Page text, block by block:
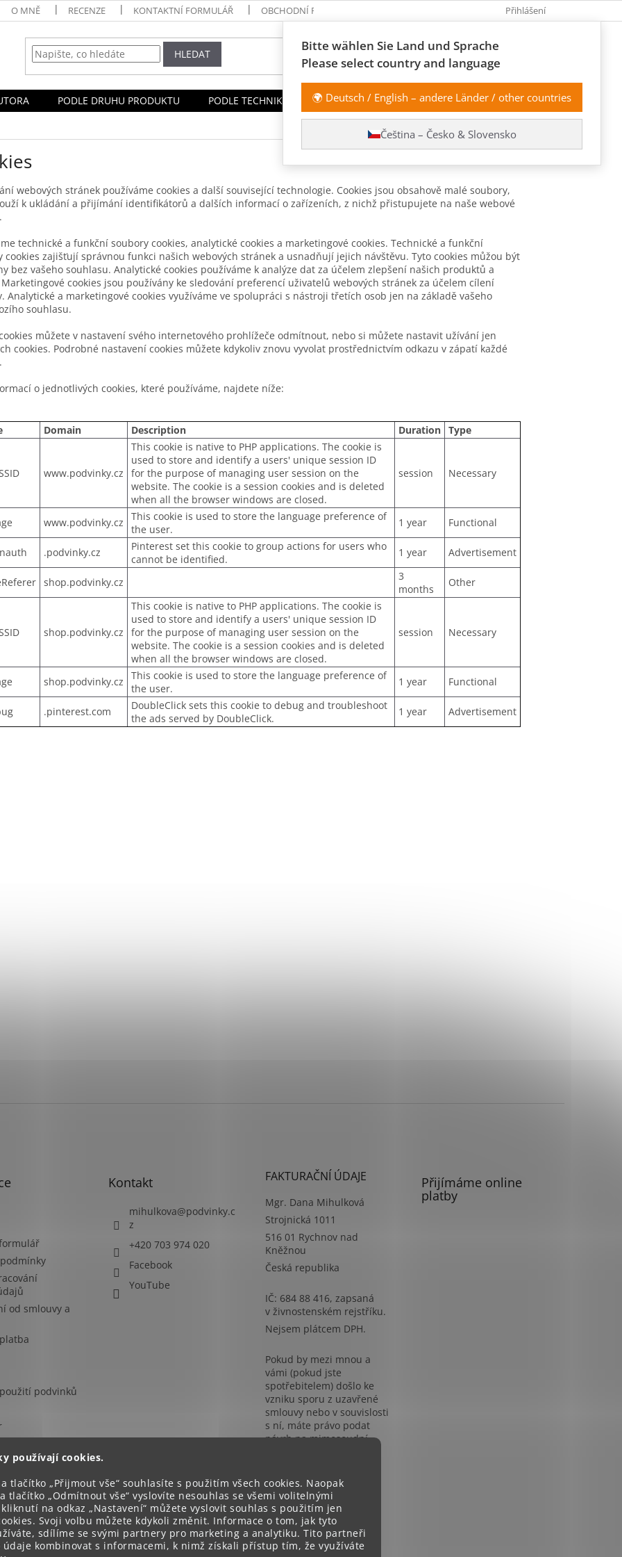
používají cookies.
tlačítko „Přijmout vše“ souhlasíte s použitím všech cookies. Naopak
tlačítko „Odmítnout vše“ vyslovíte nesouhlas se všemi volitelnými
kliknutí na odkaz „Nastavení“ můžete vyslovit souhlas s použitím jen
Svoji volbu můžete kdykoli změnit. Informace o tom, jak tyto
sdílíme se svými partnery pro marketing a analytiku. Tito partneři
údaje kombinovat s informacemi, k nimž získali přístup tím, že využíváte
O MNĚ RECENZE KONTAKTNÍ FORMULÁŘ OBCHODNÍ PODMÍNKY ZÁSADY ZPRACOVÁNÍ OSOBNÍCH ÚDAJŮ
Přihlášení
HLEDAT
NÁKUPNÍ
KOŠÍK
PODLE DRUHU PRODUKTU PODLE TECHNIKY PODLE TÉMATU KURZY A WORKSHOPY
VŠECHNY
webových stránek používáme cookies a další související technologie. Cookies jsou obsahově malé soubory,
k ukládání a přijímání identifikátorů a dalších informací o zařízeních, z nichž přistupujete na naše webové
technické a funkční soubory cookies, analytické cookies a marketingové cookies. Technické a funkční
cookies zajišťují správnou funkci našich webových stránek a usnadňují jejich návštěvu. Tyto cookies můžou být
bez vašeho souhlasu. Analytické cookies používáme k analýze dat za účelem zlepšení našich produktů a
cookies jsou používány ke sledování preferencí uživatelů webových stránek za účelem cílení
Analytické a marketingové cookies využíváme ve spolupráci s nástroji třetích osob jen na základě vašeho
souhlasu.
můžete v nastavení svého internetového prohlížeče odmítnout, nebo si můžete nastavit užívání jen
cookies. Podrobné nastavení cookies můžete kdykoliv znovu vyvolat prostřednictvím odkazu v zápatí každé
o jednotlivých cookies, které používáme, najdete níže:
Domain Description Duration Type
www.podvinky.cz
This cookie is native to PHP applications. The cookie is
used to store and identify a users' unique session ID
for the purpose of managing user session on the
website. The cookie is a session cookies and is deleted
when all the browser windows are closed.
session Necessary
www.podvinky.cz
This cookie is used to store the language preference of
the user.
1 year Functional
.podvinky.cz
Pinterest set this cookie to group actions for users who
cannot be identified.
1 year Advertisement
shop.podvinky.cz
3
months
Other
shop.podvinky.cz
This cookie is native to PHP applications. The cookie is
used to store and identify a users' unique session ID
for the purpose of managing user session on the
website. The cookie is a session cookies and is deleted
when all the browser windows are closed.
session Necessary
shop.podvinky.cz
This cookie is used to store the language preference of
the user.
1 year Functional
.pinterest.com
DoubleClick sets this cookie to debug and troubleshoot
the ads served by DoubleClick.
1 year Advertisement
od smlouvy a
podvinků
Kontakt
mihulkova@podvinky.c
z
+420 703 974 020
Facebook
YouTube
FAKTURAČNÍ ÚDAJE
Mgr. Dana Mihulková
Strojnická 1011
516 01 Rychnov nad
Kněžnou
Česká republika
IČ: 684 88 416, zapsaná
v živnostenském rejstříku.
Nejsem plátcem DPH.
Pokud by mezi mnou a
vámi (pokud jste
spotřebitelem) došlo ke
vzniku sporu z uzavřené
smlouvy nebo v souvislosti
s ní, máte právo podat
návrh na mimosoudní
řešení spotřebitelských
sporů, kterým je Česká
obchodní inspekce
(www.coi.cz).
Přijímáme online
platby
Bitte wählen Sie Land und Sprache
Please select country and language
🌍 Deutsch / English – andere Länder / other countries
Čeština – Česko & Slovensko